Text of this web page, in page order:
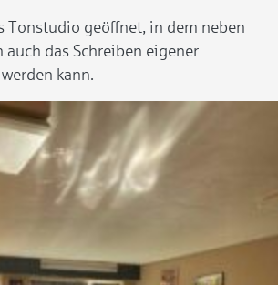
Tonstudio geöffnet, in dem neben
auch das Schreiben eigener
kann.